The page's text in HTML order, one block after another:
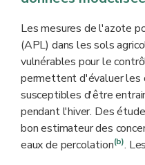
lessivable p. ex.) s'y
q.
Les mesures de l'azote
(APL) dans les sols
vulnérables pour le
permettent d'évaluer les
susceptibles d'être
pendant l'hiver. Des
bon estimateur des
eaux de percolation(b).